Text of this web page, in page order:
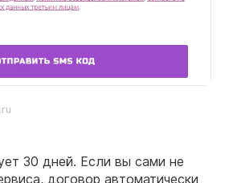
30 дней. Если вы сами не
договор автоматически